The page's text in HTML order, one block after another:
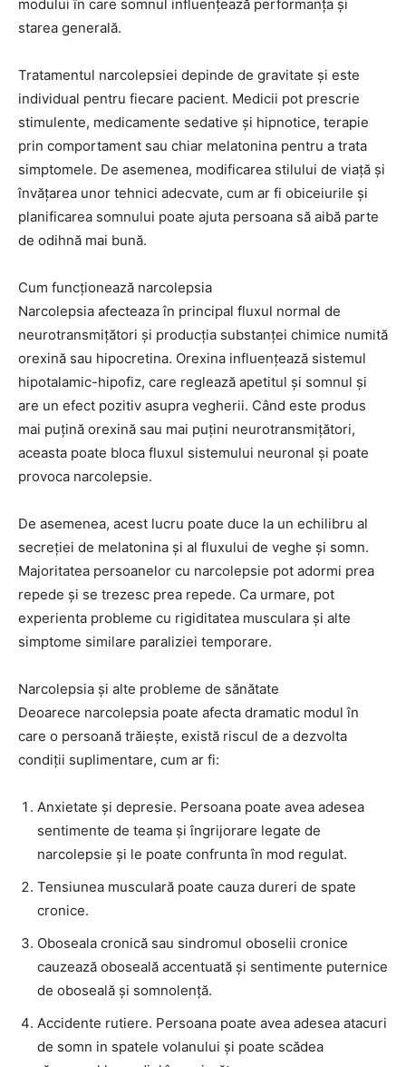
modului în care somnul influențează performanța și
starea generală.
Tratamentul narcolepsiei depinde de gravitate și este
individual pentru fiecare pacient. Medicii pot prescrie
stimulente, medicamente sedative și hipnotice, terapie
prin comportament sau chiar melatonina pentru a trata
simptomele. De asemenea, modificarea stilului de viață și
învățarea unor tehnici adecvate, cum ar fi obiceiurile și
planificarea somnului poate ajuta persoana să aibă parte
de odihnă mai bună.
Cum funcționează narcolepsia
Narcolepsia afecteaza în principal fluxul normal de
neurotransmițători și producția substanței chimice numită
orexină sau hipocretina. Orexina influențează sistemul
hipotalamic-hipofiz, care reglează apetitul și somnul și
are un efect pozitiv asupra vegherii. Când este produs
mai puțină orexină sau mai puțini neurotransmițători,
aceasta poate bloca fluxul sistemului neuronal și poate
provoca narcolepsie.
De asemenea, acest lucru poate duce la un echilibru al
secreției de melatonina și al fluxului de veghe și somn.
Majoritatea persoanelor cu narcolepsie pot adormi prea
repede și se trezesc prea repede. Ca urmare, pot
experienta probleme cu rigiditatea musculara și alte
simptome similare paraliziei temporare.
Narcolepsia și alte probleme de sănătate
Deoarece narcolepsia poate afecta dramatic modul în
care o persoană trăiește, există riscul de a dezvolta
condiții suplimentare, cum ar fi:
Anxietate și depresie. Persoana poate avea adesea
sentimente de teama și îngrijorare legate de
narcolepsie și le poate confrunta în mod regulat.
Tensiunea musculară poate cauza dureri de spate
cronice.
Oboseala cronică sau sindromul oboselii cronice
cauzează oboseală accentuată și sentimente puternice
de oboseală și somnolență.
Accidente rutiere. Persoana poate avea adesea atacuri
de somn in spatele volanului și poate scădea